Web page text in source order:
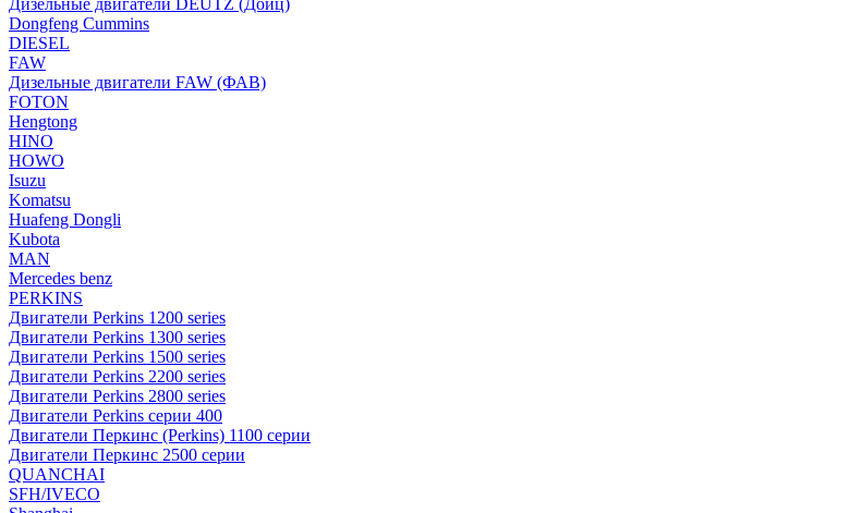
Дизельные двигатели DEUTZ (Дойц)
Dongfeng Cummins
DIESEL
FAW
Дизельные двигатели FAW (ФАВ)
FOTON
Hengtong
HINO
HOWO
Isuzu
Komatsu
Huafeng Dongli
Kubota
MAN
Mercedes benz
PERKINS
Двигатели Perkins 1200 series
Двигатели Perkins 1300 series
Двигатели Perkins 1500 series
Двигатели Perkins 2200 series
Двигатели Perkins 2800 series
Двигатели Perkins серии 400
Двигатели Перкинс (Perkins) 1100 серии
Двигатели Перкинс 2500 серии
QUANCHAI
SFH/IVECO